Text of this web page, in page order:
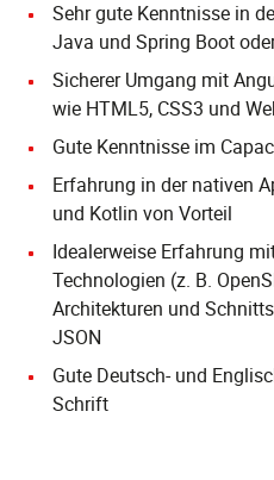
Sehr gute Kenntnisse in
Java und Spring Boot
Sicherer Umgang mit
wie HTML5, CSS3 und
Gute Kenntnisse im
Erfahrung in der nativen
und Kotlin von Vorteil
Idealerweise Erfahrung
Technologien (z. B.
Architekturen und
JSON
Gute Deutsch- und
Schrift